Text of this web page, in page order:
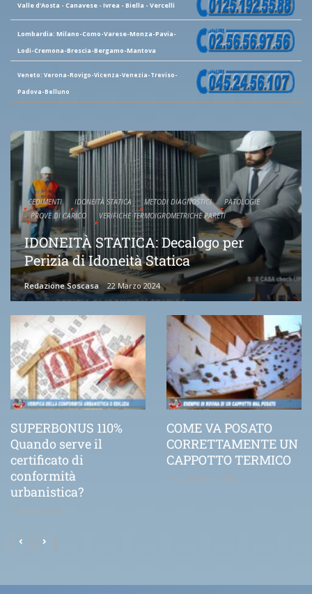
Valle d'Aosta - Canavese - Ivrea - Biella - Vercelli
Lombardia: Milano-Como-Varese-Monza-Pavia-
Lodi-Cremona-Brescia-Bergamo-Mantova
Veneto: Verona-Rovigo-Vicenza-Venezia-Treviso-
Padova-Belluno
CEDIMENTI IDONEITÀ STATICA METODI DIAGNOSTICI
PATOLOGIE
PROVE DI CARICO
VERIFICHE TERMOIGROMETRICHE PARETI
IDONEITÀ STATICA: Decalogo per
Perizia di Idoneità Statica
Redazione Soscasa 22 Marzo 2024
SUPERBONUS 110%
Quando serve il
certificato di
conformità
urbanistica?
25 Febbraio 2021
COME VA POSATO
CORRETTAMENTE UN
CAPPOTTO TERMICO
21 Novembre 2020